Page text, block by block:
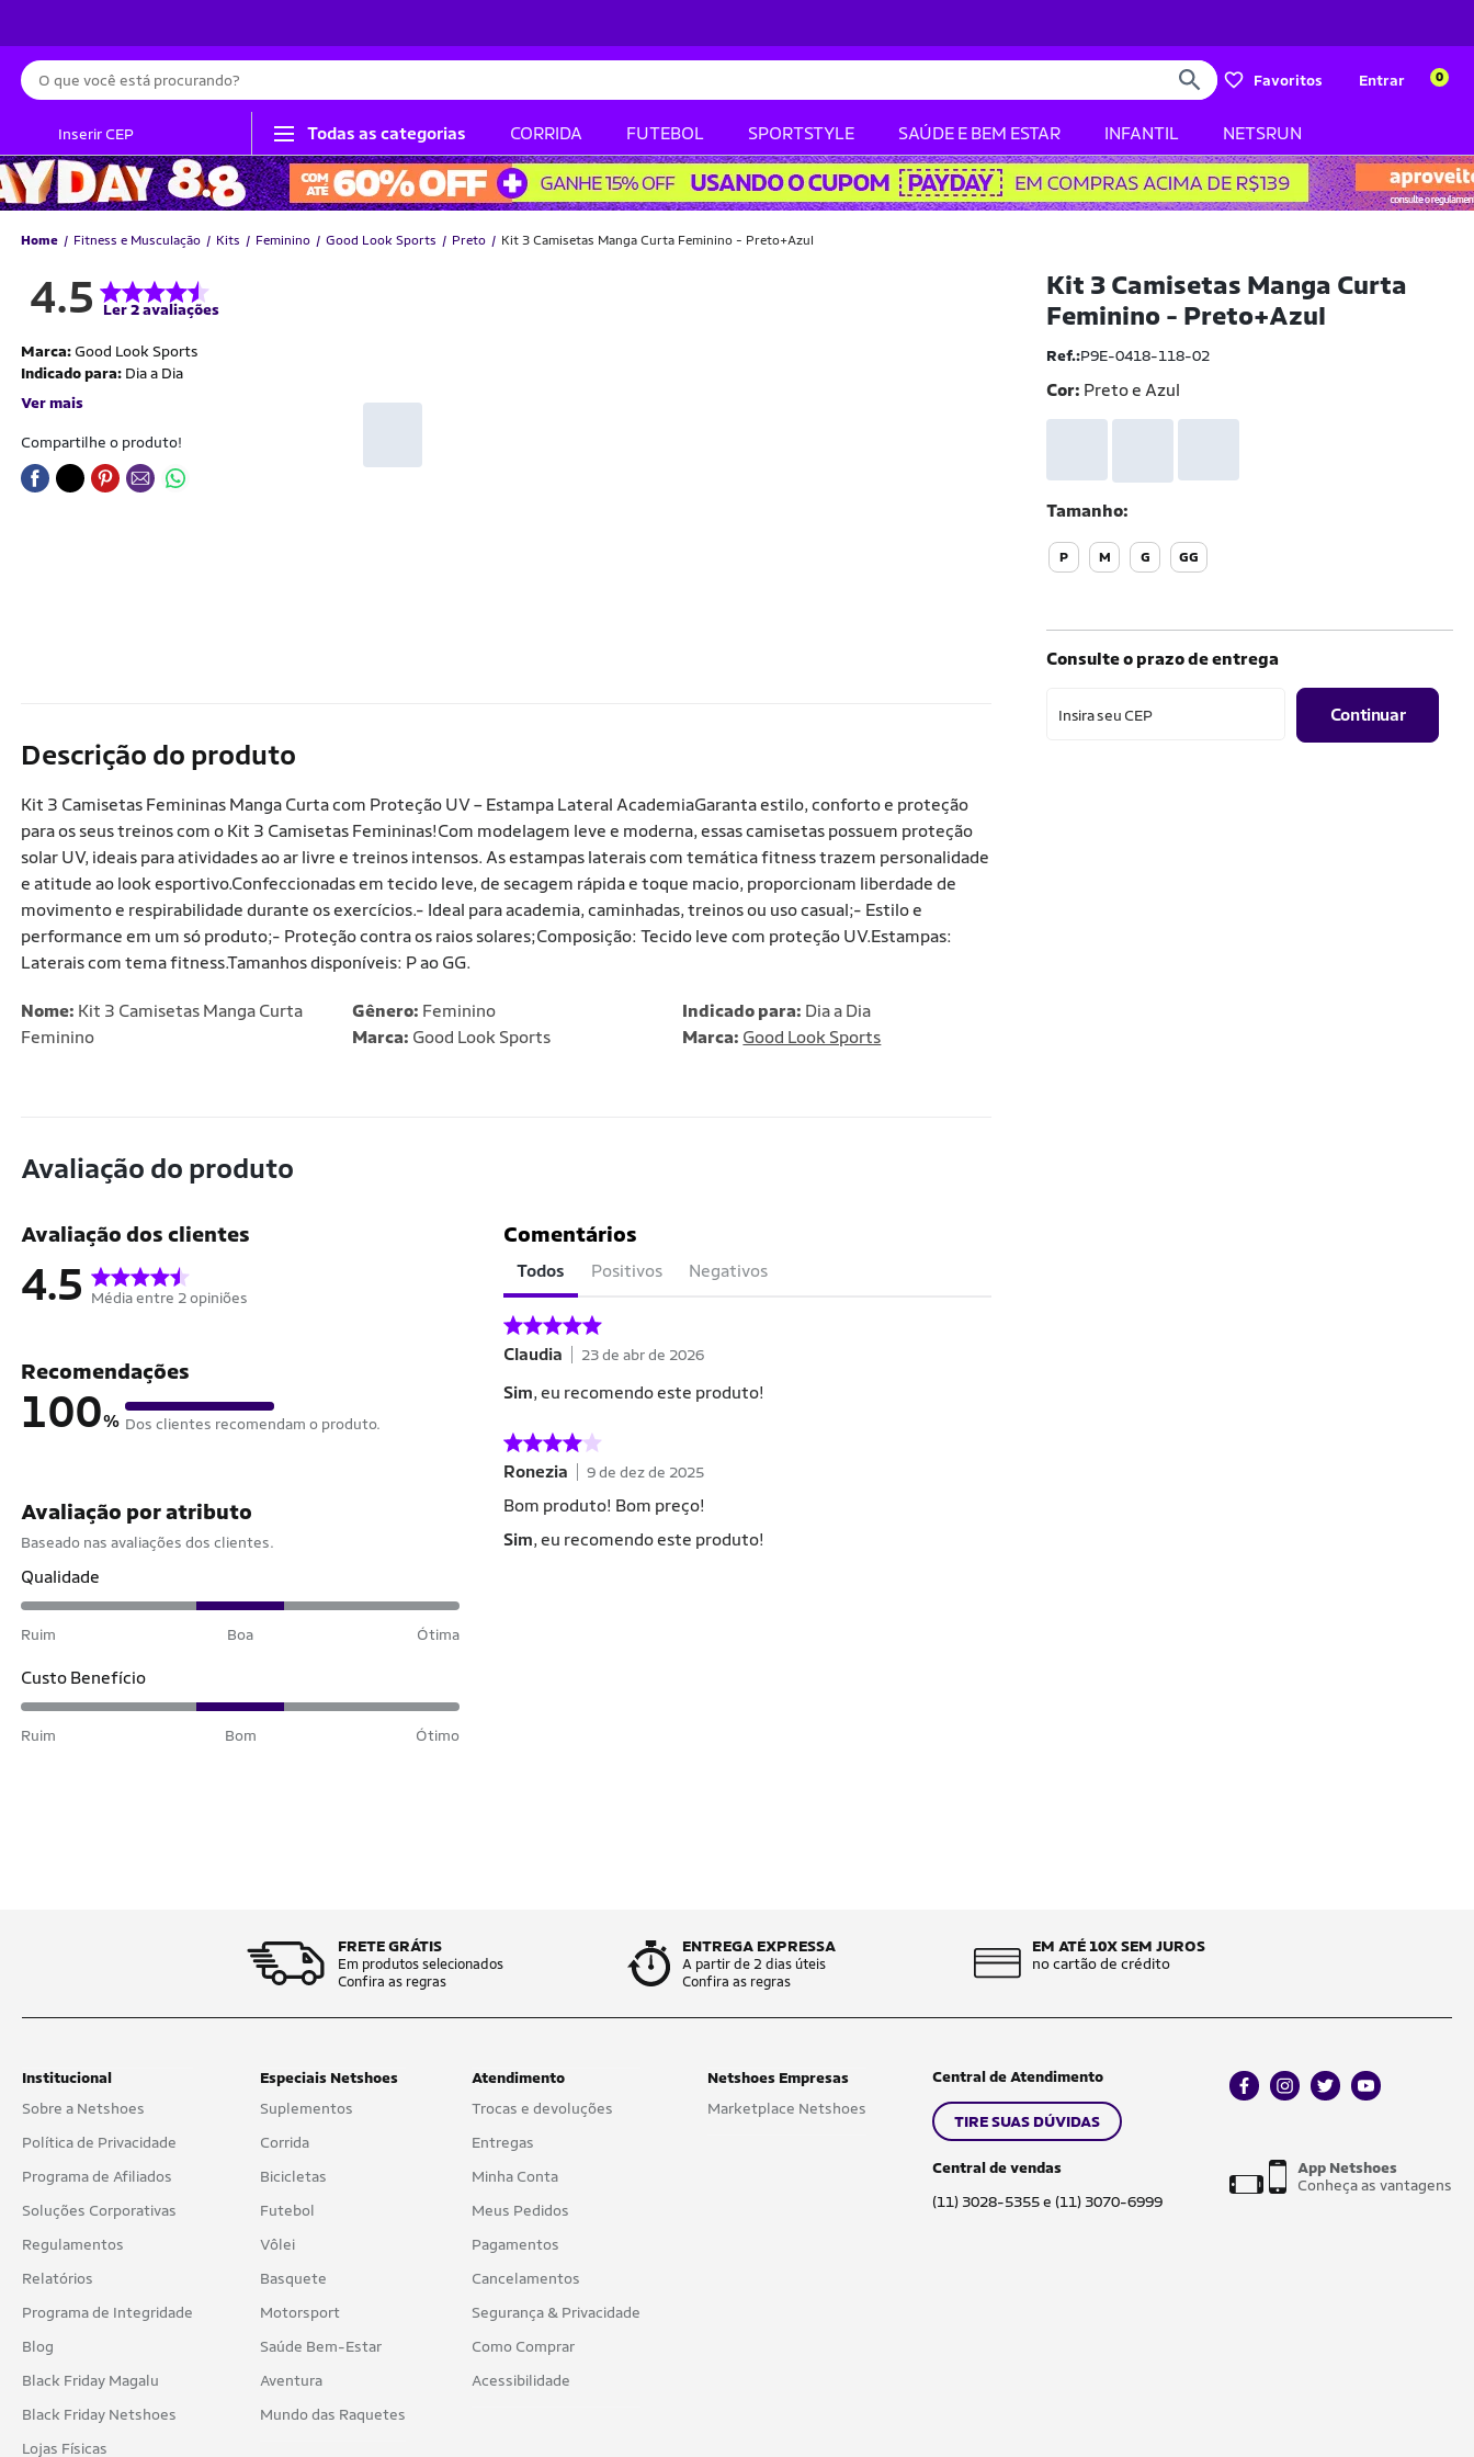
Busca
Favoritos Entrar 0
Inserir CEP Todas as categorias CORRIDA FUTEBOL SPORTSTYLE SAÚDE E BEM ESTAR INFANTIL NETSRUN
Home Fitness e Musculação Kits Feminino Good Look Sports Preto Kit 3 Camisetas Manga Curta Feminino - Preto+Azul
4.5 Ler 2 avaliações
Marca: Good Look Sports
Indicado para: Dia a Dia
Ver mais
Compartilhe o produto!
Kit 3 Camisetas Manga Curta
Feminino - Preto+Azul
Ref.:P9E-0418-118-02
Cor: Preto e Azul
Tamanho
P M G GG
Consulte o prazo de entrega
Insira seu CEP Continuar
Descrição do produto
Kit 3 Camisetas Femininas Manga Curta com Proteção UV – Estampa Lateral AcademiaGaranta estilo, conforto e proteção
para os seus treinos com o Kit 3 Camisetas Femininas!Com modelagem leve e moderna, essas camisetas possuem proteção
solar UV, ideais para atividades ao ar livre e treinos intensos. As estampas laterais com temática fitness trazem personalidade
e atitude ao look esportivo.Confeccionadas em tecido leve, de secagem rápida e toque macio, proporcionam liberdade de
movimento e respirabilidade durante os exercícios.- Ideal para academia, caminhadas, treinos ou uso casual;- Estilo e
performance em um só produto;- Proteção contra os raios solares;Composição: Tecido leve com proteção UV.Estampas:
Laterais com tema fitness.Tamanhos disponíveis: P ao GG.
Nome: Kit 3 Camisetas Manga Curta
Feminino
Gênero: Feminino
Marca: Good Look Sports
Indicado para: Dia a Dia
Marca: Good Look Sports
Avaliação do produto
Avaliação dos clientes
4.5 Média entre 2 opiniões
Recomendações
100% Dos clientes recomendam o produto.
Avaliação por atributo
Baseado nas avaliações dos clientes.
Qualidade
Ruim Boa Ótima
Custo Benefício
Ruim Bom Ótimo
Comentários
Todos Positivos Negativos
Claudia 23 de abr de 2026
Sim, eu recomendo este produto!
Ronezia 9 de dez de 2025
Bom produto! Bom preço!
Sim, eu recomendo este produto!
FRETE GRÁTIS
Em produtos selecionados
Confira as regras
ENTREGA EXPRESSA
A partir de 2 dias úteis
Confira as regras
EM ATÉ 10X SEM JUROS
no cartão de crédito
Institucional
Sobre a Netshoes
Política de Privacidade
Programa de Afiliados
Soluções Corporativas
Regulamentos
Relatórios
Programa de Integridade
Blog
Black Friday Magalu
Black Friday Netshoes
Lojas Físicas
Especiais Netshoes
Suplementos
Corrida
Bicicletas
Futebol
Vôlei
Basquete
Motorsport
Saúde Bem-Estar
Aventura
Mundo das Raquetes
Atendimento
Trocas e devoluções
Entregas
Minha Conta
Meus Pedidos
Pagamentos
Cancelamentos
Segurança & Privacidade
Como Comprar
Acessibilidade
Netshoes Empresas
Marketplace Netshoes
Central de Atendimento
TIRE SUAS DÚVIDAS
Central de vendas
(11) 3028-5355 e (11) 3070-6999
facebookinstagram
twitteryoutube
App Netshoes
Conheça as vantagens